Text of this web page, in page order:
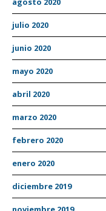
julio 2020
junio 2020
mayo 2020
abril 2020
marzo 2020
febrero 2020
enero 2020
diciembre 2019